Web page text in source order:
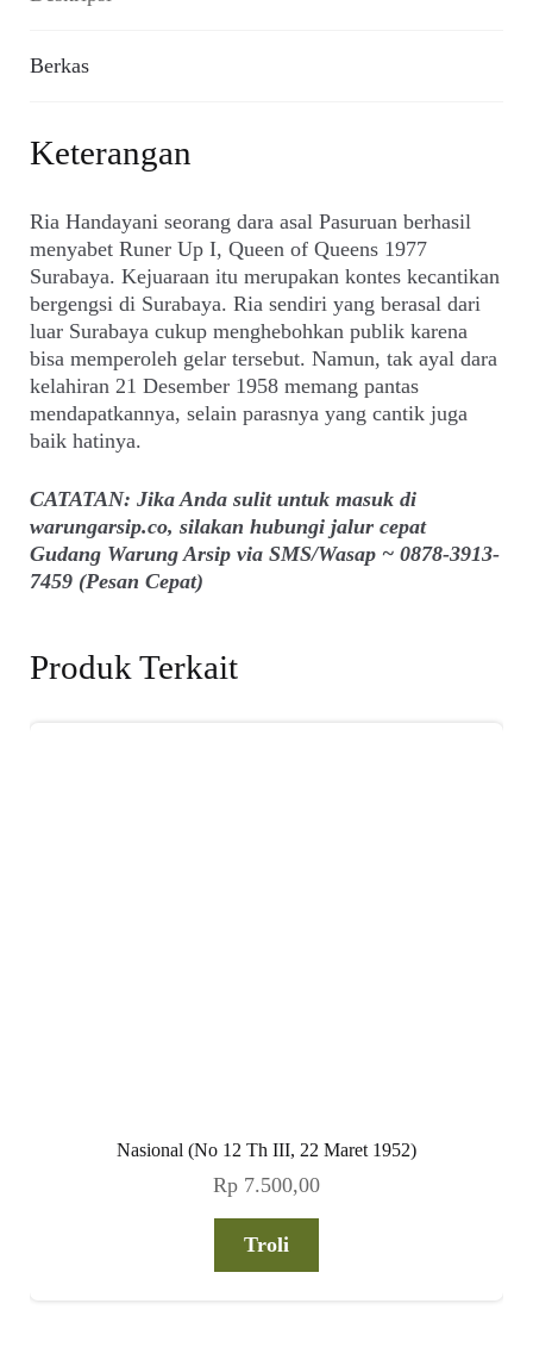
Berkas
Keterangan
Ria Handayani seorang dara asal Pasuruan berhasil
menyabet Runer Up I, Queen of Queens 1977
Surabaya. Kejuaraan itu merupakan kontes kecantikan
bergengsi di Surabaya. Ria sendiri yang berasal dari
luar Surabaya cukup menghebohkan publik karena
bisa memperoleh gelar tersebut. Namun, tak ayal dara
kelahiran 21 Desember 1958 memang pantas
mendapatkannya, selain parasnya yang cantik juga
baik hatinya.
CATATAN: Jika Anda sulit untuk masuk di
warungarsip.co, silakan hubungi jalur cepat
Gudang Warung Arsip via SMS/Wasap ~ 0878-3913-
7459 (Pesan Cepat)
Produk Terkait
Nasional (No 12 Th III, 22 Maret 1952)
Rp 7.500,00
Troli